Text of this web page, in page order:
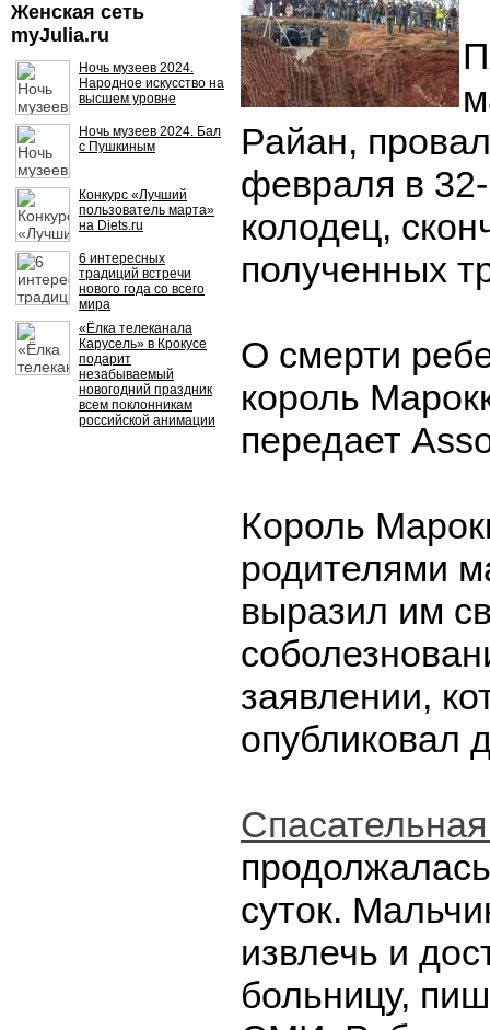
Женская сеть
myJulia.ru
Ночь музеев 2024.
Народное искусство на
высшем уровне
Ночь музеев 2024. Бал
с Пушкиным
Конкурс «Лучший
пользователь марта»
на Diets.ru
6 интересных
традиций встречи
нового года со всего
мира
«Ёлка телеканала
Карусель» в Крокусе
подарит
незабываемый
новогодний праздник
всем поклонникам
российской анимации
Райан,
февраля в
колодец,
полученных
О смерти
король
передает
Король
родителями
выразил им
заявлении,
опубликовал
суток.
извлечь и
больницу,